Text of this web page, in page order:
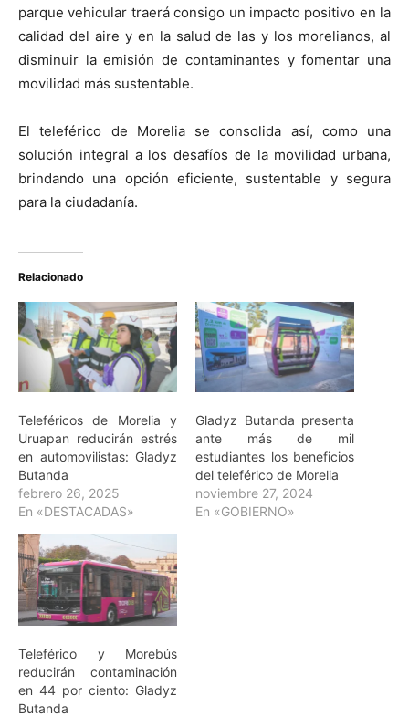
parque vehicular traerá consigo un impacto positivo en la
calidad del aire y en la salud de las y los morelianos, al
disminuir la emisión de contaminantes y fomentar una
movilidad más sustentable.
El teleférico de Morelia se consolida así, como una
solución integral a los desafíos de la movilidad urbana,
brindando una opción eficiente, sustentable y segura
para la ciudadanía.
Relacionado
Teleféricos de Morelia y
Uruapan reducirán estrés
en automovilistas: Gladyz
Butanda
febrero 26, 2025
En «DESTACADAS»
Gladyz Butanda presenta
ante más de mil
estudiantes los beneficios
del teleférico de Morelia
noviembre 27, 2024
En «GOBIERNO»
Teleférico y Morebús
reducirán contaminación
en 44 por ciento: Gladyz
Butanda